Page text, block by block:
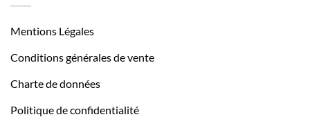
Mentions Légales
Conditions générales de vente
Charte de données
Politique de confidentialité